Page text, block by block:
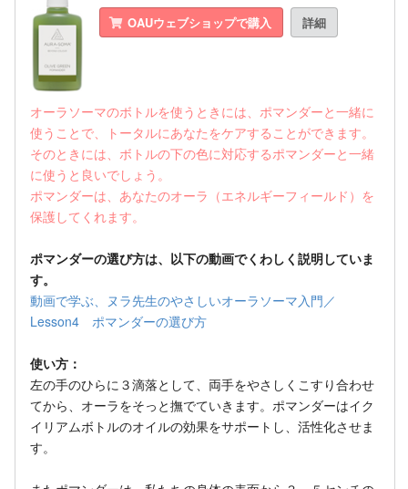
OAUウェブショップで購入 詳細
オーラソーマのボトルを使うときには、ポマンダーと一緒に
使うことで、トータルにあなたをケアすることができます。
そのときには、ボトルの下の色に対応するポマンダーと一緒
に使うと良いでしょう。
ポマンダーは、あなたのオーラ（エネルギーフィールド）を
保護してくれます。
ポマンダーの選び方は、以下の動画でくわしく説明していま
す。
動画で学ぶ、ヌラ先生のやさしいオーラソーマ入門／
Lesson4 ポマンダーの選び方
使い方：
左の手のひらに３滴落として、両手をやさしくこすり合わせ
てから、オーラをそっと撫でていきます。ポマンダーはイク
イリアムボトルのオイルの効果をサポートし、活性化させま
す。